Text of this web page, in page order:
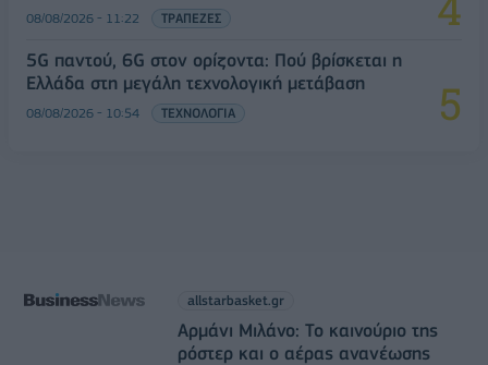
08/08/2026 - 11:22 ΤΡΑΠΕΖΕΣ
5G παντού, 6G στον ορίζοντα: Πού βρίσκεται η
Ελλάδα στη μεγάλη τεχνολογική μετάβαση
08/08/2026 - 10:54 ΤΕΧΝΟΛΟΓΙΑ
allstarbasket.gr
Αρμάνι Μιλάνο: Το καινούριο της
ρόστερ και ο αέρας ανανέωσης